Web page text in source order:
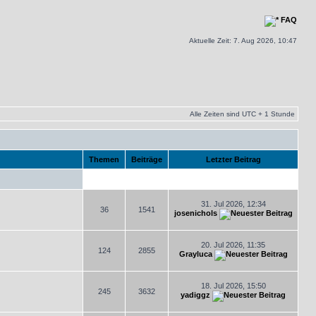
FAQ
Aktuelle Zeit: 7. Aug 2026, 10:47
Alle Zeiten sind UTC + 1 Stunde
Themen Beiträge Letzter Beitrag
36 1541
31. Jul 2026, 12:34
josenichols
124 2855
20. Jul 2026, 11:35
Grayluca
245 3632
18. Jul 2026, 15:50
yadiggz